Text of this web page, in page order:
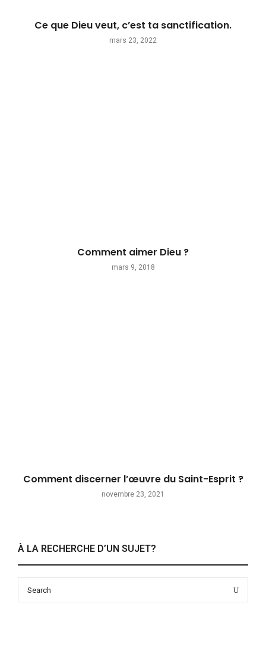
Ce que Dieu veut, c’est ta sanctification.
mars 23, 2022
Comment aimer Dieu ?
mars 9, 2018
Comment discerner l’œuvre du Saint-Esprit ?
novembre 23, 2021
À LA RECHERCHE D’UN SUJET?
Search